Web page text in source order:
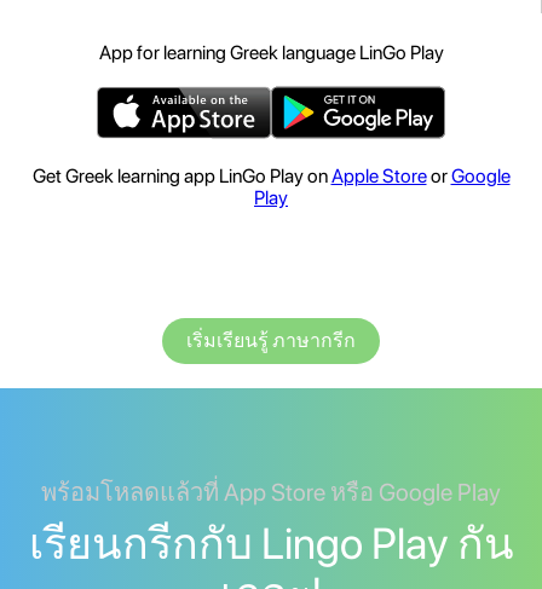
App for learning Greek language LinGo Play
Get Greek learning app LinGo Play onApple StoreorGoogle
Play
เริ่มเรียนรู้ ภาษากรีก
พร้อมโหลดแล้วที่ App Store หรือ Google Play
เรียนกรีกกับ Lingo Play กัน